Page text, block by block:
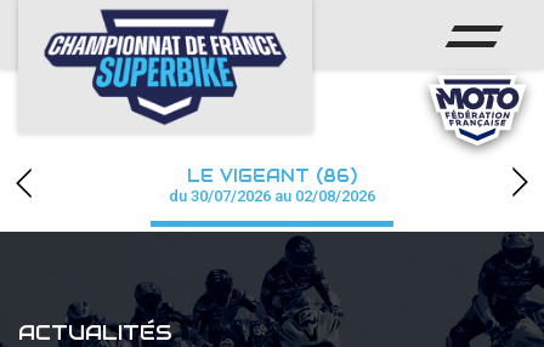
ACCUEIL
CHAMPIONNAT
CALENDRIER
PHOTOS / WEB TV
LE VIGEANT (86)
du 30/07/2026 au 02/08/2026
ACTUALITÉS